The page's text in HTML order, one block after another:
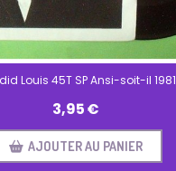
Louis 45T SP Ansi-soit-il 1981
3,95€
AJOUTER AU PANIER